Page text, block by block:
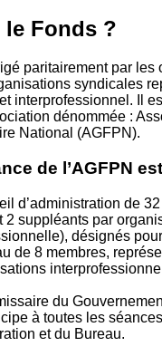
Fonds ?
paritairement par les
syndicales
interprofessionnel. Il
dénommée :
National (AGFPN).
de l’AGFPN
d’administration de
2 suppléants par
désignés
de 8 membres,
du
à toutes les
et du Bureau.